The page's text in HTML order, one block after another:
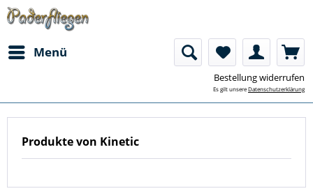
Menü
Bestellung widerrufen
Es gilt unsereDatenschutzerklärung
Produkte von Kinetic